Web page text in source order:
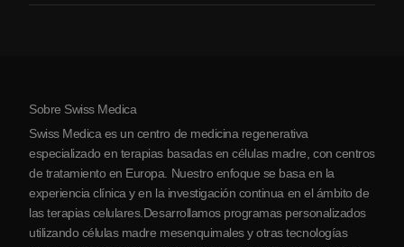
Artritis
Sobre Serbia
Colaboraciones
Sobre Swiss Medica
Swiss Medica es un centro de medicina regenerativa
especializado en terapias basadas en células madre, con centros
de tratamiento en Europa. Nuestro enfoque se basa en la
experiencia clínica y en la investigación continua en el ámbito de
las terapias celulares.Desarrollamos programas personalizados
utilizando células madre mesenquimales y otras tecnologías